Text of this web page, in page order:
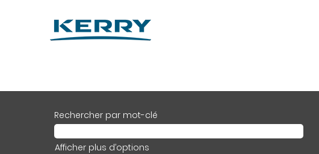
Rechercher par mot-clé
Afficher plus d’options